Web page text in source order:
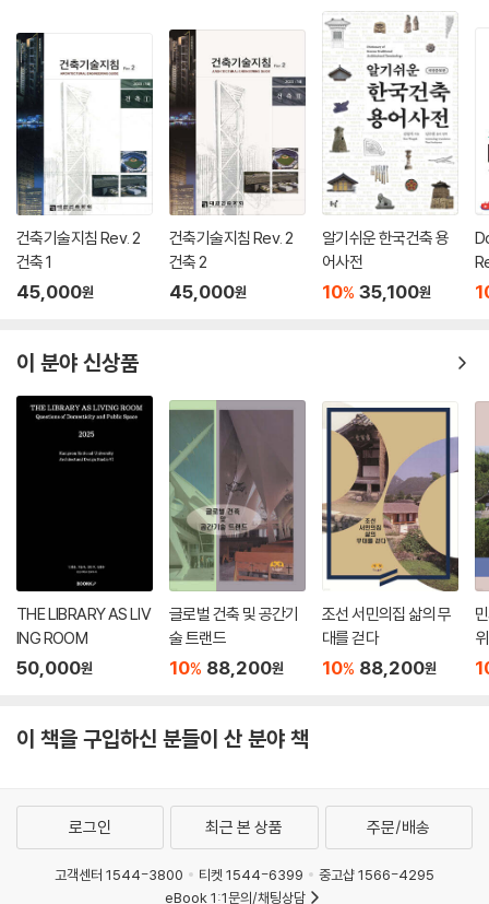
6.3 배근 기준
6.4 배 근
7장 강구조공사
7.1 개 요
7.2 철골공사 재료
7.3 철골공사 시공계획
7.5 현장철골공사
7.7 강합성구조공사
8장 조적 및 패널공사
8.2 조적공사
8.3 패널공사
9.3 석재의 가공
9.4 시공공법
9.5 줄눈공사
9.6 돌쌓기공사
9.7 석축공사
10.1 개 요
10.3 타일 붙이기
10.4 타일붙임공사 하자의 원인 및 대책
10.5 보양 및 검사
건축기술지침 Rev. 2
건축 1
45,000원
건축기술지침 Rev. 2
건축 2
45,000원
알기쉬운 한국건축 용
어사전
10% 35,100원
이 분야 신상품
THE LIBRARY AS LIV
ING ROOM
50,000원
글로벌 건축 및 공간기
술 트랜드
10% 88,200원
조선 서민의집 삶의 무
대를 걷다
10% 88,200원
이 책을 구입하신 분들이 산 분야 책
로그인 최근 본 상품 주문/배송
고객센터 1544-3800 티켓 1544-6399
중고샵 1566-4295
eBook 1:1문의/채팅상담